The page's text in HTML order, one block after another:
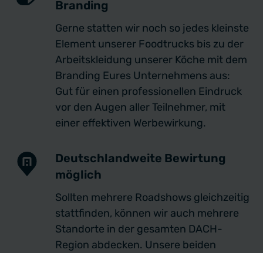
Branding
Gerne statten wir noch so jedes kleinste
Element unserer Foodtrucks bis zu der
Arbeitskleidung unserer Köche mit dem
Branding Eures Unternehmens aus:
Gut für einen professionellen Eindruck
vor den Augen aller Teilnehmer, mit
einer effektiven Werbewirkung.
Deutschlandweite Bewirtung
möglich
Sollten mehrere Roadshows gleichzeitig
stattfinden, können wir auch mehrere
Standorte in der gesamten DACH-
Region abdecken. Unsere beiden